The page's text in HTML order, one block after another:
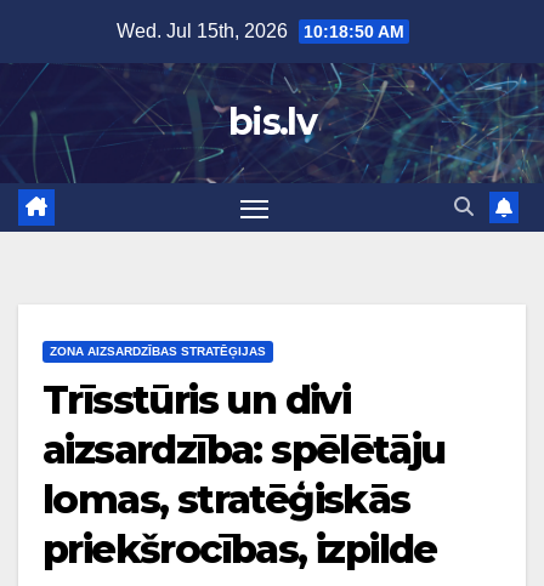
content
Wed. Jul 15th, 2026 10:18:52 AM
bis.lv
ZONA AIZSARDZĪBAS STRATĒĢIJAS
Trīsstūris un divi
aizsardzība: spēlētāju
lomas, stratēģiskās
priekšrocības, izpilde